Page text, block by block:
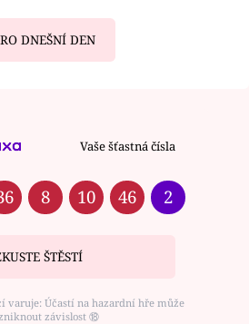
DNEŠNÍ DEN
Vaše šťastná čísla
8 10 46 2
ŠTĚSTÍ
varuje: Účastí na hazardní hře může
závislost ⑱